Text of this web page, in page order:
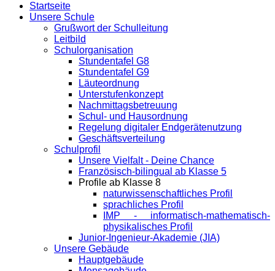
Startseite
Unsere Schule
Grußwort der Schulleitung
Leitbild
Schulorganisation
Stundentafel G8
Stundentafel G9
Läuteordnung
Unterstufenkonzept
Nachmittagsbetreuung
Schul- und Hausordnung
Regelung digitaler Endgeräte­nutzung
Geschäftsverteilung
Schulprofil
Unsere Vielfalt - Deine Chance
Französisch-bilingual ab Klasse 5
Profile ab Klasse 8
naturwissenschaftliches Profil
sprachliches Profil
IMP - informatisch-mathematisch-
physikalisches Profil
Junior-Ingenieur-Akademie (JIA)
Unsere Gebäude
Hauptgebäude